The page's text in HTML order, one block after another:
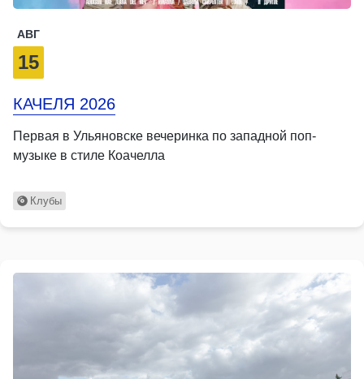
АВГ
15
КАЧЕЛЯ 2026
Первая в Ульяновске вечеринка по западной поп-
музыке в стиле Коачелла
Клубы